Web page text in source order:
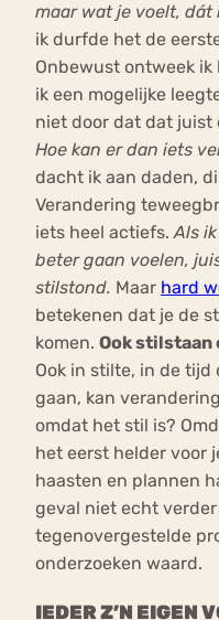
maar wat je voelt, dát
ik durfde het de
Onbewust ontweek
ik een mogelijke
niet door dat dat juist
Hoe kan er dan iets
dacht ik aan daden,
Verandering
iets heel actiefs.Als
beter gaan voelen,
stilstond. Maar hard
betekenen dat je de
komen. Ook stilstaan
Ook in stilte, in de
gaan, kan
omdat het stil is?
het eerst helder voor
haasten en plannen
geval niet echt
tegenovergestelde
onderzoeken waard.
IEDER Z’N EIGEN